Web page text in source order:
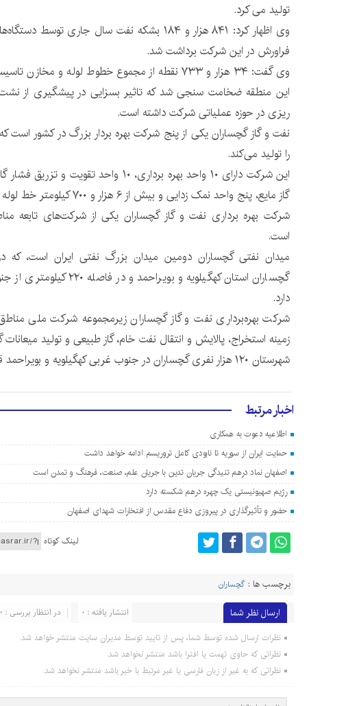
تولید می کرد.
وی اظهار کرد: ۸۴۱ هزار و ۱۸۴ بشکه نفت سال جاری
فراورش در این شرکت برداشت شد.
وی گفت: ۳۴ هزار و ۷۳۳ نقطه از مجموع خطوط لوله و
این منطقه ضخامت سنجی شد که تاثیر بسزایی در پیشگیری از
ریزی در حوزه‌ عملیاتی شرکت داشته است.
را تولید می‌کند.
این شرکت دارای ۱۰ واحد بهره برداری، ۱۰ واحد
گاز مایع، پنج واحد نمک زدایی و بیش از ۶ هزار و ۷۰۰ کیلومتر خط لوله انتقال نفت است.
شرکت بهره برداری نفت و گاز گچساران یکی از شرکت‌های تابعه
است.
میدان نفتی گچساران دومین میدان بزرگ نفتی ایران است، که
گچساران استان کهگیلویه و
دارد.
شرکت بهره‌برداری نفت و گاز گچساران زیرمجموعه‌ شرکت ملی
زمینه استخراج، پالایش و انتقال نفت خام، گاز طبیعی و تولید
شهرستان ۱۲۰ هزار نفری گچساران در جنوب غربی کهگیلویه و بویراحمد قرار دارد.
اخبار مرتبط
اطلاعیه دعوت به همکاری
حمایت ایران از سوریه تا نابودی کامل تروریسم ادامه خواهد داشت
اصفهان نماد درهم تنیدگی جریان تدین با جریان علم، صنعت، فرهنگ و تمدن است
رژیم صهیونیستی یک چهره درهم شکسته دارد
حضور و تأثیرگذاری در پیروزی دفاع مقدس از افتخارات شهدای اصفهان
لینک کوتاه
برچسب ها : گچساران
ارسال نظر شما در انتظار بررسی : 0 انتشار یافته : 0
نظرات ارسال شده توسط شما، پس از تایید توسط مدیران سایت منتشر خواهد شد.
نظراتی که حاوی تهمت یا افترا باشد منتشر نخواهد شد.
نظراتی که به غیر از زبان فارسی یا غیر مرتبط با خبر باشد منتشر نخواهد شد.